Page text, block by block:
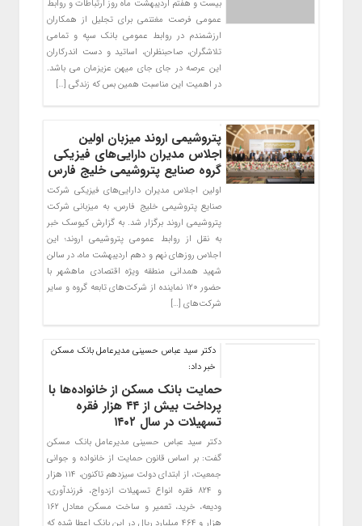
بیست و هفتم اردیبهشت ماه روز ارتباطات و روابط
عمومی فرصت مغتنمی برای تجلیل از همکاران
ارزشمندم در روابط عمومی بانک سپه و تمامی
تلاشگران، صاحبنظران، اساتید و دست اندرکاران
این عرصه در جای جای میهن عزیزمان می باشد.
در اهمیت این مناسبت همین بس که زندگی […]
پتروشیمی اروند میزبان اولین
اجلاس مدیران دارایی‌های فیزیکی
گروه صنایع پتروشیمی خلیج فارس
اولین اجلاس مدیران دارایی‌های فیزیکی شرکت
صنایع پتروشیمی خلیج فارس، به میزبانی شرکت
پتروشیمی اروند برگزار شد. به گزارش کیوسک خبر
به نقل از روابط عمومی پتروشیمی اروند؛ این
اجلاس روزهای نهم و دهم اردیبهشت ماه، در سالن
شهید همدانی منطقه ویژه اقتصادی ماهشهر با
حضور ۱۲۰ نماینده از شرکت‌های تابعه گروه و سایر
شرکت‌های […]
دکتر سید عباس حسینی مدیرعامل بانک مسکن
خبر داد:
حمایت بانک مسکن از خانواده‌ها با
پرداخت بیش از ۴۴ هزار فقره
تسهیلات در سال ۱۴۰۲
دکتر سید عباس حسینی مدیرعامل بانک مسکن
گفت: بر اساس قانون حمایت از خانواده و جوانی
جمعیت، از ابتدای دولت سیزدهم تاکنون، ۱۱۴ هزار
و ۸۲۴ فقره انواع تسهیلات ازدواج، فرزندآوری،
ودیعه، خرید، تعمیر و ساخت مسکن معادل ۱۶۲
هزار و ۴۶۴ میلیارد ریال در این بانک اعطا شده که